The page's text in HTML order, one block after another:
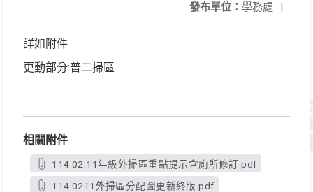
發布單位： 學務處 |
詳如附件
更動部分:普二掃區
相關附件
114.02.11年級外掃區重點提示含廁所修訂.pdf
114.0211外掃區分配圖更新終版.pdf